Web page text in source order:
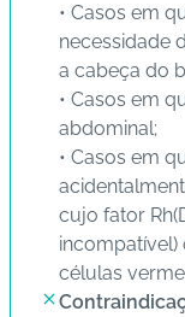
o
n
ta
t
o
B
ai
x
e
o
• Casos em
necessidade
a cabeça do
• Casos em
abdominal;
• Casos em
cujo fator
células